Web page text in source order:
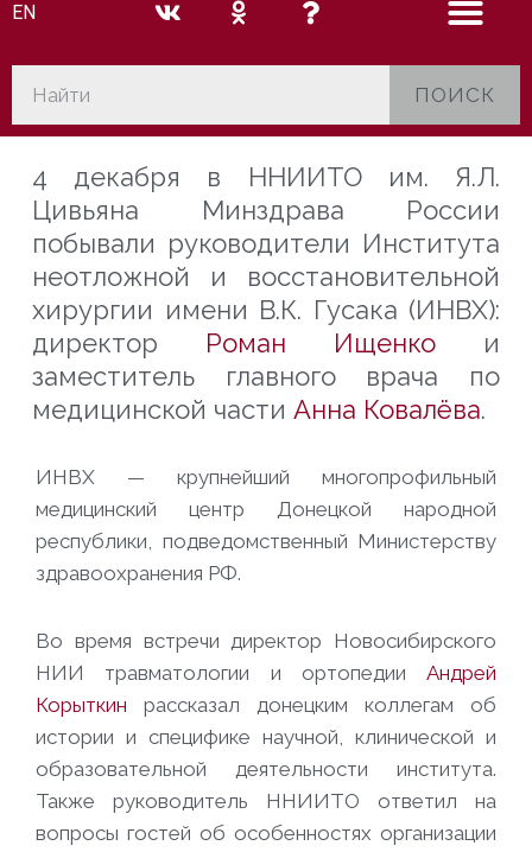
EN
ПОИСК
4 декабря в ННИИТО им. Я.Л.
Цивьяна Минздрава России
побывали руководители Института
неотложной и восстановительной
хирургии имени В.К. Гусака (ИНВХ):
директор Роман Ищенко и
заместитель главного врача по
медицинской части Анна Ковалёва.
ИНВХ — крупнейший многопрофильный
медицинский центр Донецкой народной
республики, подведомственный Министерству
здравоохранения РФ.
Во время встречи директор Новосибирского
НИИ травматологии и ортопедии Андрей
Корыткин рассказал донецким коллегам об
истории и специфике научной, клинической и
образовательной деятельности института.
Также руководитель ННИИТО ответил на
вопросы гостей об особенностях организации